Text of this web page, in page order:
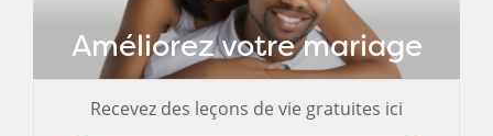
Améliorez votre mariage
Recevez des leçons de vie gratuites ici